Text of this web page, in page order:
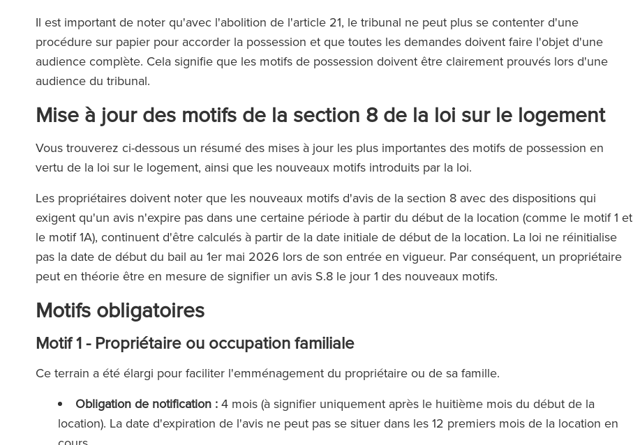
Il est important de noter qu'avec l'abolition de l'article 21, le tribunal ne peut plus se contenter d'une
procédure sur papier pour accorder la possession et que toutes les demandes doivent faire l'objet d'une
audience complète. Cela signifie que les motifs de possession doivent être clairement prouvés lors d'une
audience du tribunal.
Mise à jour des motifs de la section 8 de la loi sur le logement
Vous trouverez ci-dessous un résumé des mises à jour les plus importantes des motifs de possession en
vertu de la loi sur le logement, ainsi que les nouveaux motifs introduits par la loi.
Les propriétaires doivent noter que les nouveaux motifs d'avis de la section 8 avec des dispositions qui
exigent qu'un avis n'expire pas dans une certaine période à partir du début de la location (comme le motif 1 et
le motif 1A), continuent d'être calculés à partir de la date initiale de début de la location. La loi ne réinitialise
pas la date de début du bail au 1er mai 2026 lors de son entrée en vigueur. Par conséquent, un propriétaire
peut en théorie être en mesure de signifier un avis S.8 le jour 1 des nouveaux motifs.
Motifs obligatoires
Motif 1 - Propriétaire ou occupation familiale
Ce terrain a été élargi pour faciliter l'emménagement du propriétaire ou de sa famille.
Obligation de notification : 4 mois (à signifier uniquement après le huitième mois du début de la
location). La date d'expiration de l'avis ne peut pas se situer dans les 12 premiers mois de la location en